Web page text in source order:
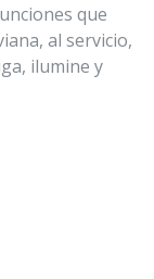
que
al servicio,
ilumine y